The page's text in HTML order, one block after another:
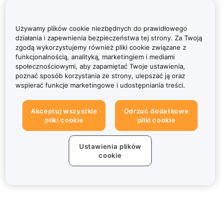
Używamy plików cookie niezbędnych do prawidłowego
działania i zapewnienia bezpieczeństwa tej strony. Za Twoją
zgodą wykorzystujemy również pliki cookie związane z
funkcjonalnością, analityką, marketingiem i mediami
społecznościowymi, aby zapamiętać Twoje ustawienia,
poznać sposób korzystania ze strony, ulepszać ją oraz
wspierać funkcje marketingowe i udostępniania treści.
Akceptuj wszystkie
pliki cookie
Odrzuć dodatkowe
pliki cookie
Ustawienia plików
cookie